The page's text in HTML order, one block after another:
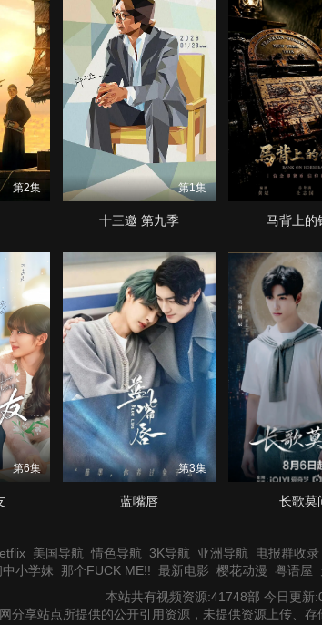
第2集 第1集
十三邀 第九季 马背上的
第6集 第3集
蓝嘴唇 长歌莫
美国导航 情色导航 3K导航 亚洲导航 电报群收录
中小学妹 那个FUCK ME!! 最新电影 樱花动漫 粤语屋
本站共有视频资源:41748部 今日更新
分享站点所提供的公开引用资源，未提供资源上传、